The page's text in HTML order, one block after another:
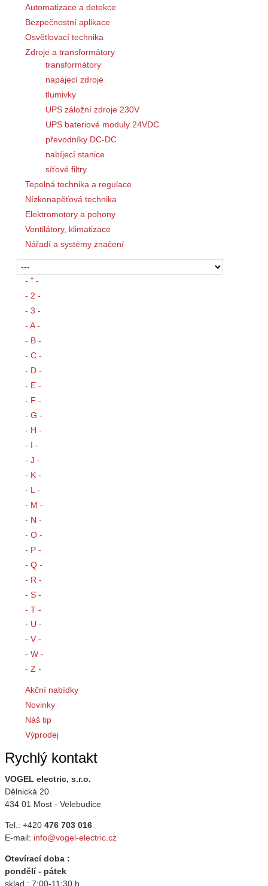
Automatizace a detekce
Bezpečnostní aplikace
Osvětlovací technika
Zdroje a transformátory
transformátory
napájecí zdroje
tlumivky
UPS záložní zdroje 230V
UPS bateriové moduly 24VDC
převodníky DC-DC
nabíjecí stanice
síťové filtry
Tepelná technika a regulace
Nízkonapěťová technika
Elektromotory a pohony
Ventilátory, klimatizace
Nářadí a systémy značení
- " -
- 2 -
- 3 -
- A -
- B -
- C -
- D -
- E -
- F -
- G -
- H -
- I -
- J -
- K -
- L -
- M -
- N -
- O -
- P -
- Q -
- R -
- S -
- T -
- U -
- V -
- W -
- Z -
Akční nabídky
Novinky
Náš tip
Výprodej
Rychlý kontakt
VOGEL electric, s.r.o.
Dělnická 20
434 01 Most - Velebudice
Tel.: +420 476 703 016
E-mail: info@vogel-electric.cz
Otevírací doba :
pondělí - pátek
sklad : 7:00-11:30 h.